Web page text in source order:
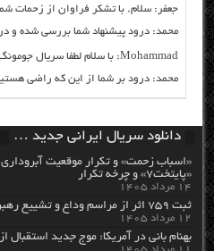
جعفر: سلام. با تشکر فراوان از زحمات
محمد: درود پیشنهاد شما بررسی شده و
Mohammad: با سلام لطفا سریال جومونگ را بدون سانس...
محمد: درود بر شما از این که راضی
دانلود سریال ایرانی جدید …
«اسباب زحمت» و تکرار موقعیت
«پایتخت۷» و چرخه تکرار
۱۴ مرداد ۱۴۰۵
ثبت ۷۵۹ اثر از مراسم وداع و تشییع رهبر شهید انقلاب
۱۲ مرداد ۱۴۰۵
بهنام بانی در آمریکا: موج جدید